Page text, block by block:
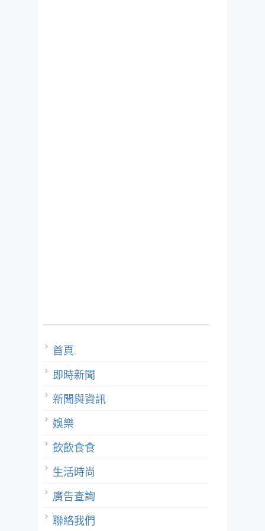
首頁
即時新聞
新聞與資訊
娛樂
飲飲食食
生活時尚
廣告查詢
聯絡我們